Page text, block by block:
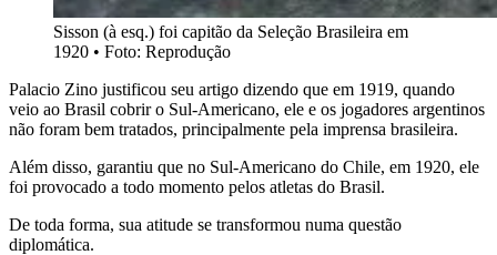
Sisson (à esq.) foi capitão da Seleção Brasileira em
1920 • Foto: Reprodução
Palacio Zino justificou seu artigo dizendo que em 1919, quando
veio ao Brasil cobrir o Sul-Americano, ele e os jogadores argentinos
não foram bem tratados, principalmente pela imprensa brasileira.
Além disso, garantiu que no Sul-Americano do Chile, em 1920, ele
foi provocado a todo momento pelos atletas do Brasil.
De toda forma, sua atitude se transformou numa questão
diplomática.